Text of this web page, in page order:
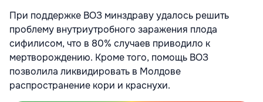
При поддержке ВОЗ минздраву удалось решить
проблему внутриутробного заражения плода
сифилисом, что в 80% случаев приводило к
мертворождению. Кроме того, помощь ВОЗ
позволила ликвидировать в Молдове
распространение кори и краснухи.